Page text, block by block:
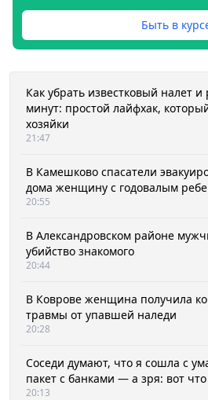
Быть в
Как убрать известковый налет
минут: простой лайфхак,
хозяйки
21:47
В Камешково спасатели
дома женщину с годовалым
20:55
В Александровском районе
убийство знакомого
20:44
В Коврове женщина получила
травмы от упавшей наледи
20:28
Соседи думают, что я сошла с
пакет с банками — а зря: вот
20:13